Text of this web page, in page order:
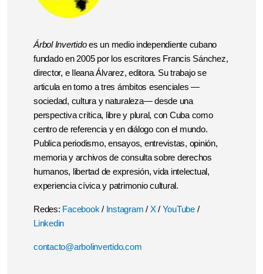
Árbol Invertidoes un medio independiente cubano
fundado en 2005 por los escritores Francis Sánchez,
director, e Ileana Álvarez, editora. Su trabajo se
articula en torno a tres ámbitos esenciales —
sociedad, cultura y naturaleza— desde una
perspectiva crítica, libre y plural, con Cuba como
centro de referencia y en diálogo con el mundo.
Publica periodismo, ensayos, entrevistas, opinión,
memoria y archivos de consulta sobre derechos
humanos, libertad de expresión, vida intelectual,
experiencia cívica y patrimonio cultural.
Redes: Facebook / Instagram / X/ YouTube /
Linkedin
contacto@arbolinvertido.com